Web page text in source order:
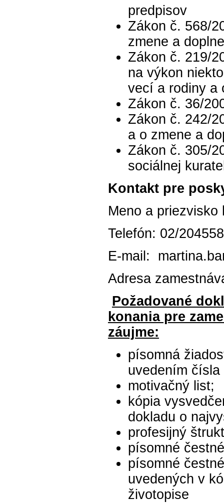
predpisov
Zákon č. 568/
zmene a
Zákon č. 219/
na výkon
vecí a rodiny a
Zákon č. 36/
Zákon č. 242/
a o zmene a
Zákon č. 305/
sociálnej
Kontakt pre
Meno a
Telefón: 02/
E-mail:
Adresa
Požadované
konania pre
záujme:
písomná
uvedením
motivačný list;
kópia
dokladu o
profesijný
písomné
písomné
uvedených v
životopise